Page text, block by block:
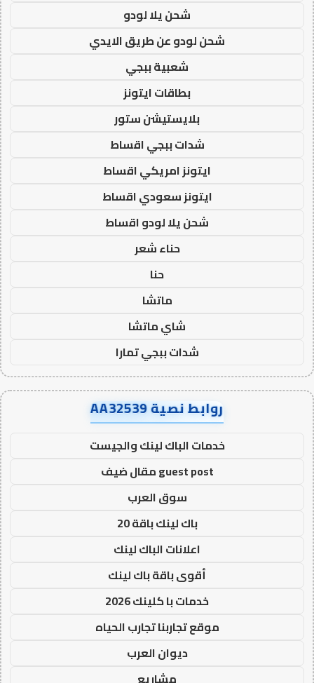
شحن يلا لودو
شحن لودو عن طريق الايدي
شعبية ببجي
بطاقات ايتونز
بلايستيشن ستور
شدات ببجي اقساط
ايتونز امريكي اقساط
ايتونز سعودي اقساط
شحن يلا لودو اقساط
حناء شعر
حنا
ماتشا
شاي ماتشا
شدات ببجي تمارا
روابط نصية AA32539
خدمات الباك لينك والجيست
guest post مقال ضيف
سوق العرب
باك لينك باقة 20
اعلانات الباك لينك
أقوى باقة باك لينك
خدمات با كلينك 2026
موقع تجاربنا تجارب الحياه
ديوان العرب
مشاريع